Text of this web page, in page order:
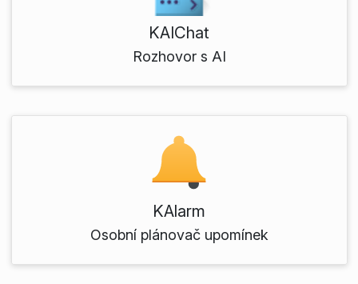
KAIChat
Rozhovor s AI
KAlarm
Osobní plánovač upomínek